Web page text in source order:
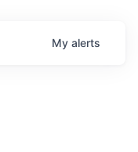
My alerts